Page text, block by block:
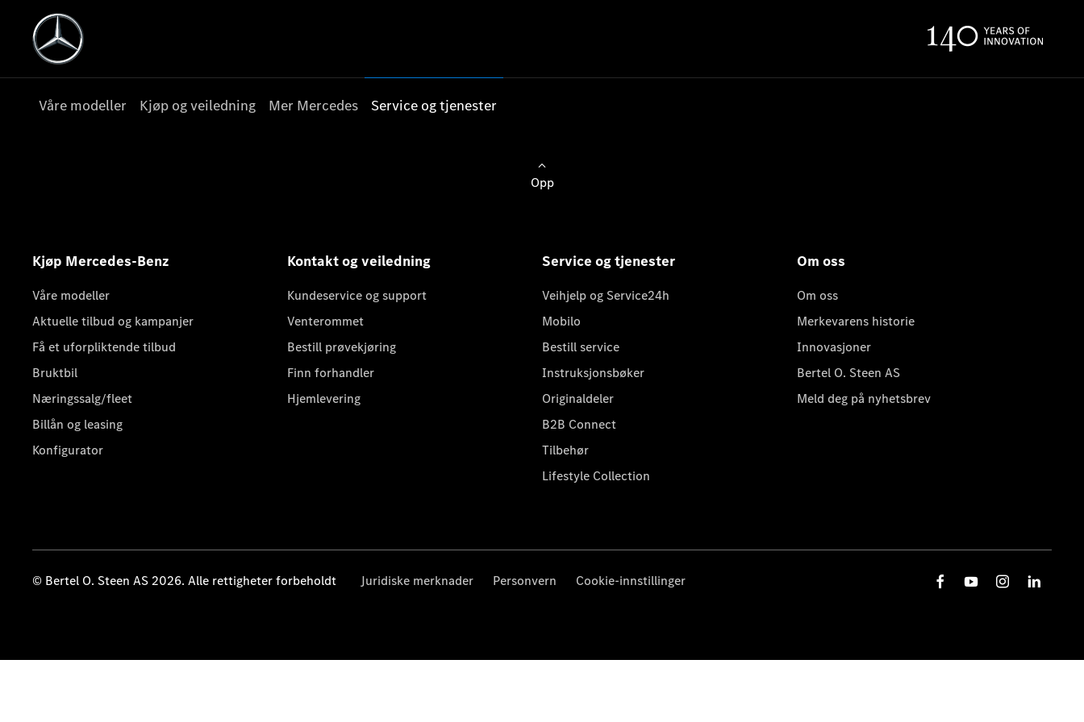
Våre modeller Kjøp og veiledning Mer Mercedes Service og tjenester
Opp
Kjøp Mercedes-Benz
Våre modeller
Aktuelle tilbud og kampanjer
Få et uforpliktende tilbud
Bruktbil
Næringssalg/fleet
Billån og leasing
Konfigurator
Kontakt og veiledning
Kundeservice og support
Venterommet
Bestill prøvekjøring
Finn forhandler
Hjemlevering
Service og tjenester
Veihjelp og Service24h
Mobilo
Bestill service
Instruksjonsbøker
Originaldeler
B2B Connect
Tilbehør
Lifestyle Collection
Om oss
Om oss
Merkevarens historie
Innovasjoner
Bertel O. Steen AS
Meld deg på nyhetsbrev
© Bertel O. Steen AS 2026. Alle rettigheter forbeholdt Juridiske merknader Personvern Cookie-innstillinger